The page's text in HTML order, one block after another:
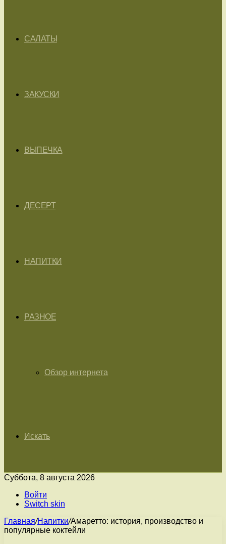
САЛАТЫ
ЗАКУСКИ
ВЫПЕЧКА
ДЕСЕРТ
НАПИТКИ
РАЗНОЕ
Обзор интернета
Искать
Суббота, 8 августа 2026
Войти
Switch skin
Главная/Напитки/Амаретто: история, производство и
популярные коктейли